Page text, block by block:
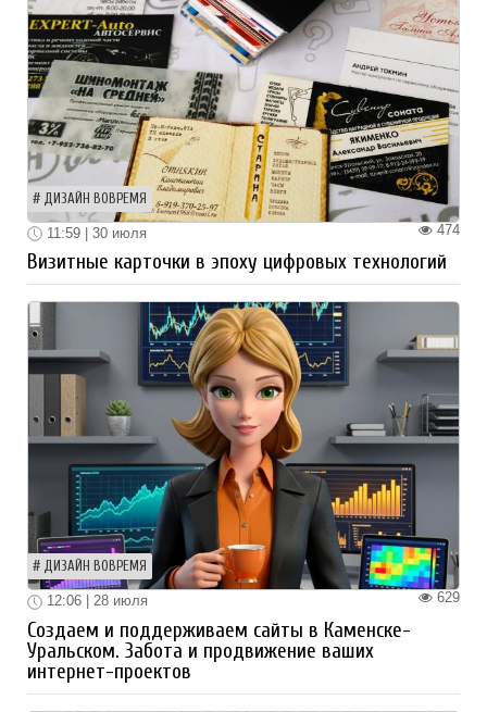
ДИЗАЙН ВОВРЕМЯ
474
11:59 | 30 июля
Визитные карточки в эпоху цифровых технологий
ДИЗАЙН ВОВРЕМЯ
629
12:06 | 28 июля
Создаем и поддерживаем сайты в Каменске-
Уральском. Забота и продвижение ваших
интернет-проектов